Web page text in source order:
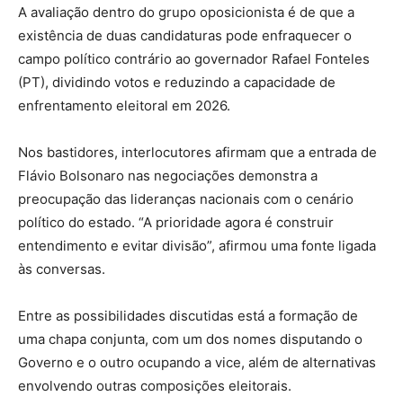
A avaliação dentro do grupo oposicionista é de que a
existência de duas candidaturas pode enfraquecer o
campo político contrário ao governador Rafael Fonteles
(PT), dividindo votos e reduzindo a capacidade de
enfrentamento eleitoral em 2026.
Nos bastidores, interlocutores afirmam que a entrada de
Flávio Bolsonaro nas negociações demonstra a
preocupação das lideranças nacionais com o cenário
político do estado. “A prioridade agora é construir
entendimento e evitar divisão”, afirmou uma fonte ligada
às conversas.
Entre as possibilidades discutidas está a formação de
uma chapa conjunta, com um dos nomes disputando o
Governo e o outro ocupando a vice, além de alternativas
envolvendo outras composições eleitorais.